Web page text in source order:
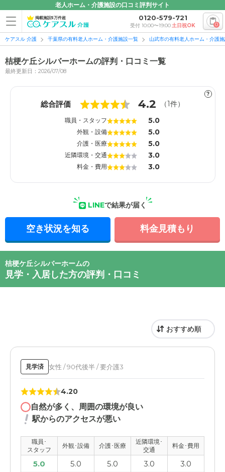
老人ホーム・介護施設の口コミ評判サイト
掲載施設5万件超 0120-579-721
受付 10:00〜19:00土日祝OK 0
ケアスル 介護 千葉県の有料老人ホーム・介護施設一覧 山武市の有料老人ホーム・介護
桔梗ケ丘シルバーホームの評判・口コミ一覧
最終更新日：2026/07/08
?
総合評価 4.2 （1件）
職員・スタッフ 5.0
外観・設備 5.0
介護・医療 5.0
近隣環境・交通 3.0
料金・費用 3.0
LINEで結果が届く
空き状況を知る 料金見積もり
桔梗ケ丘シルバーホームの
見学・入居した方の評判・口コミ
見学済 女性 / 90代後半 / 要介護3
4.20
自然が多く、周囲の環境が良い
駅からのアクセスが悪い
職員･
スタッフ
外観･設備 介護･医療
近隣環境･
交通
料金･費用
5.0 5.0 5.0 3.0 3.0